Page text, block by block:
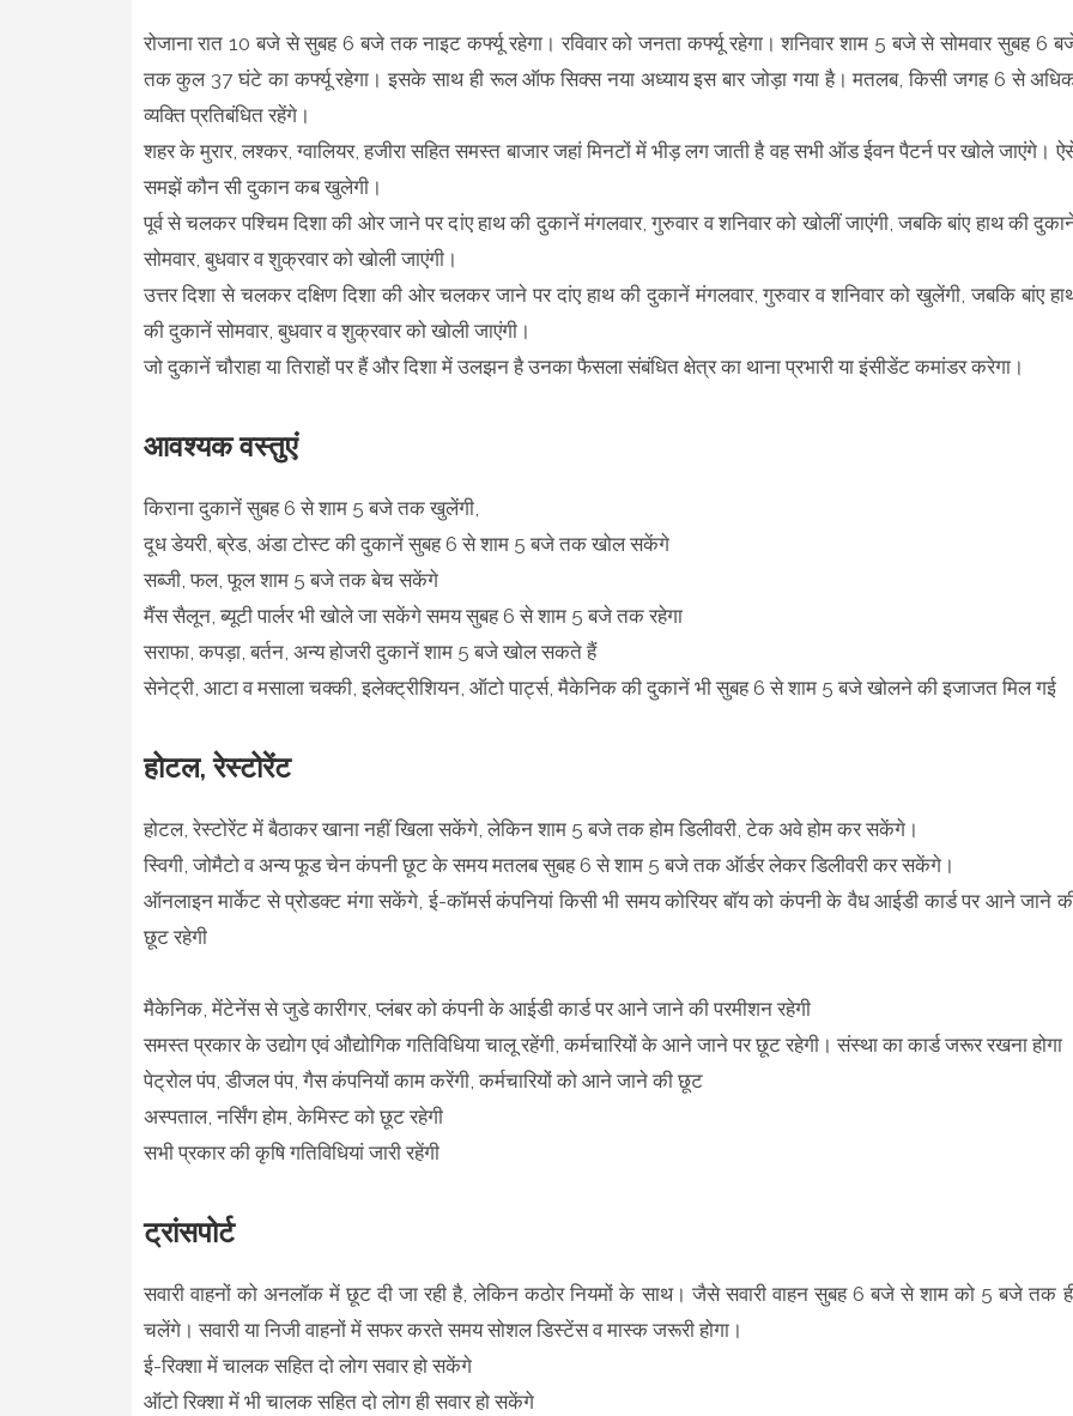
रोजाना रात 10 बजे से सुबह 6 बजे तक नाइट कर्फ्यू रहेगा। रविवार को जनता कर्फ्यू रहेगा। शनिवार शाम 5 बजे से सोमवार सुबह 6
तक कुल 37 घंटे का कर्फ्यू रहेगा। इसके साथ ही रूल ऑफ सिक्स नया अध्याय इस बार जोड़ा गया है। मतलब, किसी जगह 6 से
व्यक्ति प्रतिबंधित रहेंगे।
शहर के मुरार, लश्कर, ग्वालियर, हजीरा सहित समस्त बाजार जहां मिनटों में भीड़ लग जाती है वह सभी ऑड ईवन पैटर्न पर खोले जाएंगे।
समझें कौन सी दुकान कब खुलेगी।
पूर्व से चलकर पश्चिम दिशा की ओर जाने पर दांए हाथ की दुकानें मंगलवार, गुरुवार व शनिवार को खोलीं जाएंगी, जबकि बांए हाथ की
सोमवार, बुधवार व शुक्रवार को खोली जाएंगी।
उत्तर दिशा से चलकर दक्षिण दिशा की ओर चलकर जाने पर दांए हाथ की दुकानें मंगलवार, गुरुवार व शनिवार को खुलेंगी, जबकि बांए
की दुकानें सोमवार, बुधवार व शुक्रवार को खोली जाएंगी।
जो दुकानें चौराहा या तिराहों पर हैं और दिशा में उलझन है उनका फैसला संबंधित क्षेत्र का थाना प्रभारी या इंसीडेंट कमांडर करेगा।
आवश्यक वस्तुएं
किराना दुकानें सुबह 6 से शाम 5 बजे तक खुलेंगी,
दूध डेयरी, ब्रेड, अंडा टोस्ट की दुकानें सुबह 6 से शाम 5 बजे तक खोल सकेंगे
सब्जी, फल, फूल शाम 5 बजे तक बेच सकेंगे
मैंस सैलून, ब्यूटी पार्लर भी खोले जा सकेंगे समय सुबह 6 से शाम 5 बजे तक रहेगा
सराफा, कपड़ा, बर्तन, अन्य होजरी दुकानें शाम 5 बजे खोल सकते हैं
सेनेट्री, आटा व मसाला चक्की, इलेक्ट्रीशियन, ऑटो पार्ट्स, मैकेनिक की दुकानें भी सुबह 6 से शाम 5 बजे खोलने की इजाजत मिल गई
होटल, रेस्टोरेंट
होटल, रेस्टोरेंट में बैठाकर खाना नहीं खिला सकेंगे, लेकिन शाम 5 बजे तक होम डिलीवरी, टेक अवे होम कर सकेंगे।
स्विगी, जोमैटो व अन्य फूड चेन कंपनी छूट के समय मतलब सुबह 6 से शाम 5 बजे तक ऑर्डर लेकर डिलीवरी कर सकेंगे।
ऑनलाइन मार्केट से प्रोडक्ट मंगा सकेंगे, ई-कॉमर्स कंपनियां किसी भी समय कोरियर बॉय को कंपनी के वैध आईडी कार्ड पर आने जाने
छूट रहेगी
मैकेनिक, मेंटेनेंस से जुडे कारीगर, प्लंबर को कंपनी के आईडी कार्ड पर आने जाने की परमीशन रहेगी
समस्त प्रकार के उद्योग एवं औद्योगिक गतिविधिया चालू रहेंगी, कर्मचारियों के आने जाने पर छूट रहेगी। संस्था का कार्ड जरूर रखना होगा
पेट्रोल पंप, डीजल पंप, गैस कंपनियों काम करेंगी, कर्मचारियों को आने जाने की छूट
अस्पताल, नर्सिंग होम, केमिस्ट को छूट रहेगी
सभी प्रकार की कृषि गतिविधियां जारी रहेंगी
ट्रांसपोर्ट
सवारी वाहनों को अनलॉक में छूट दी जा रही है, लेकिन कठोर नियमों के साथ। जैसे सवारी वाहन सुबह 6 बजे से शाम को 5 बजे तक
चलेंगे। सवारी या निजी वाहनों में सफर करते समय सोशल डिस्टेंस व मास्क जरूरी होगा।
ई-रिक्शा में चालक सहित दो लोग सवार हो सकेंगे
ऑटो रिक्शा में भी चालक सहित दो लोग ही सवार हो सकेंगे